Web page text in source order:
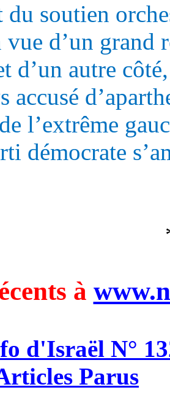
soutien
vue d’un grand
d’un autre
accusé
l’extrême
démocrate
à
d'Israël N°
Parus